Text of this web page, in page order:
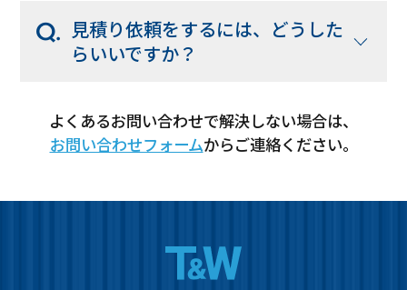
見積り依頼をするには、どうした
らいいですか？
よくあるお問い合わせで解決しない場合は、
お問い合わせフォームからご連絡ください。